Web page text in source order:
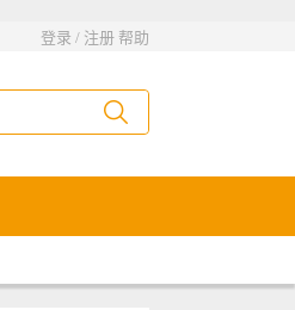
登录 / 注册 帮助